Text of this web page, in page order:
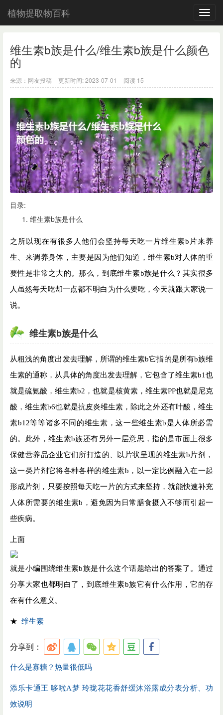
导
航
植物提取物百科
维生素b族是什么/维生素b族是什么颜色
的
来源：网友投稿 更新时间: 2023-07-01 阅读 15
目录:
维生素b族是什么
之所以现在有很多人他们会坚持每天吃一片维生素b片来养
生、来调养身体，主要是因为他们知道，维生素b对人体的重
要性是非常之大的。那么，到底维生素b族是什么？其实很多
人虽然每天吃却一点都不明白为什么要吃，今天就跟大家说一
说。
维生素b族是什么
从粗浅的角度出发去理解，所谓的维生素b它指的是所有b族维
生素的通称，从具体的角度出发去理解，它包含了维生素b1也
就是硫氨酸，维生素b2，也就是核黄素，维生素PP也就是尼克
酸，维生素b6也就是抗皮炎维生素，除此之外还有叶酸，维生
素b12等等诸多不同的维生素，这一些维生素b是人体所必需
的。此外，维生素b族还有另外一层意思，指的是市面上很多
保健营养品企业它们所打造的、以片状呈现的维生素b片剂，
这一类片剂它将各种各样的维生素b，以一定比例融入在一起
形成片剂，只要按照每天吃一片的方式来坚持，就能快速补充
人体所需要的维生素b，避免因为日常膳食摄入不够而引起一
些疾病。
上面
就是小编围绕维生素b族是什么这个话题给出的答案了。通过
分享大家也都明白了，到底维生素b族它有什么作用，它的存
在有什么意义。
★ 维生素
分享到：
什么是寡糖？热量很低吗
添乐卡通王 哆啦A梦 玲珑花花香舒缓沐浴露成分表分析、功
效说明